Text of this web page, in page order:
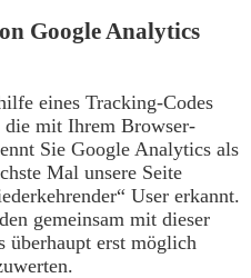
Google Analytics
eines Tracking-Codes
mit Ihrem Browser-
Sie Google Analytics als
Mal unsere Seite
User erkannt.
gemeinsam mit dieser
überhaupt erst möglich